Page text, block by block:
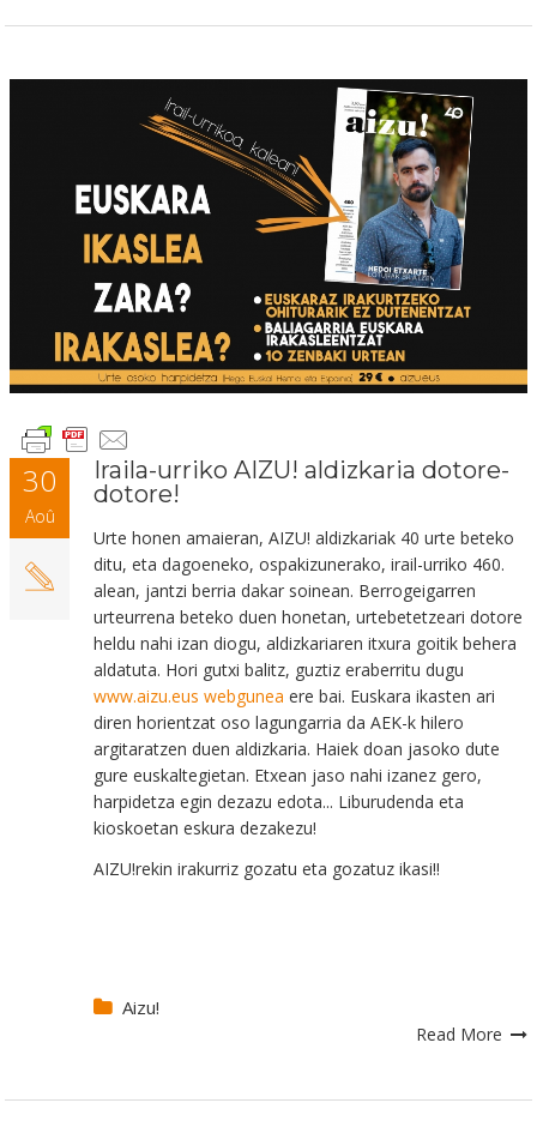
30
Aoû
Iraila-urriko AIZU! aldizkaria dotore-
dotore!
Urte honen amaieran, AIZU! aldizkariak 40 urte beteko
ditu, eta dagoeneko, ospakizunerako, irail-urriko 460.
alean, jantzi berria dakar soinean. Berrogeigarren
urteurrena beteko duen honetan, urtebetetzeari dotore
heldu nahi izan diogu, aldizkariaren itxura goitik behera
aldatuta. Hori gutxi balitz, guztiz eraberritu dugu
www.aizu.eus webgunea ere bai. Euskara ikasten ari
diren horientzat oso lagungarria da AEK-k hilero
argitaratzen duen aldizkaria. Haiek doan jasoko dute
gure euskaltegietan. Etxean jaso nahi izanez gero,
harpidetza egin dezazu edota... Liburudenda eta
kioskoetan eskura dezakezu!
AIZU!rekin irakurriz gozatu eta gozatuz ikasi!!
Aizu!
Read More